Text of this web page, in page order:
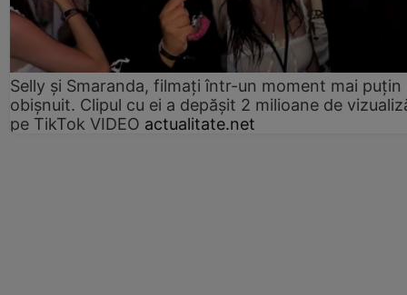
Selly și Smaranda, filmați într-un moment mai puțin
obișnuit. Clipul cu ei a depășit 2 milioane de
pe TikTok VIDEO actualitate.net